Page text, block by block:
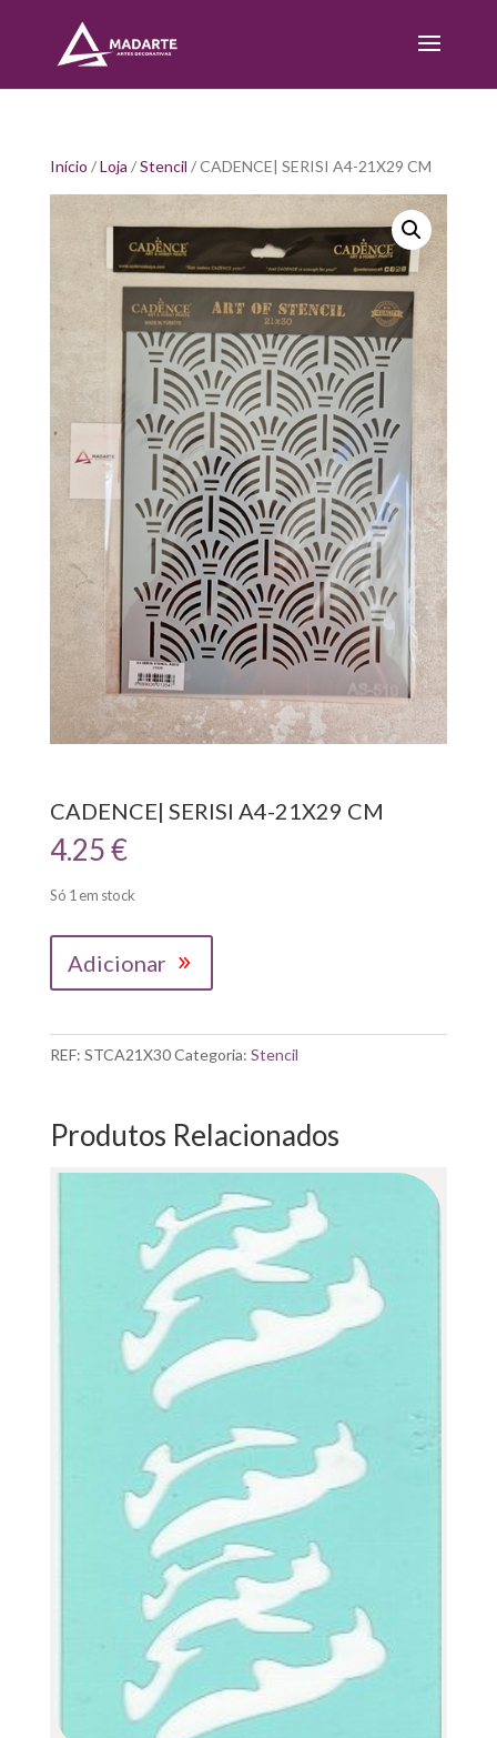
Início /Loja /Stencil / CADENCE| SERISI A4-21X29 CM
CADENCE| SERISI A4-21X29 CM
4.25€
Só 1 em stock
A4-
Adicionar
REF: STCA21X30Categoria: Stencil
Produtos Relacionados